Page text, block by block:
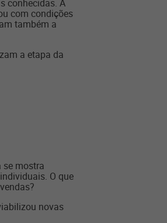
conhecidas. A
com condições
também a
a etapa da
se mostra
O que
novas